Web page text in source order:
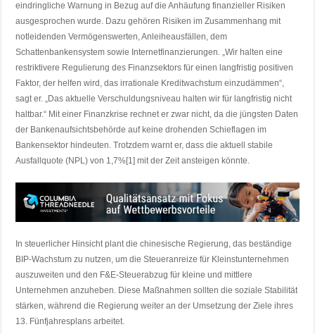
eindringliche Warnung in Bezug auf die Anhäufung finanzieller Risiken
ausgesprochen wurde. Dazu gehören Risiken im Zusammenhang mit
notleidenden Vermögenswerten, Anleiheausfällen, dem
Schattenbankensystem sowie Internetfinanzierungen. „Wir halten eine
restriktivere Regulierung des Finanzsektors für einen langfristig positiven
Faktor, der helfen wird, das irrationale Kreditwachstum einzudämmen“,
sagt er. „Das aktuelle Verschuldungsniveau halten wir für langfristig nicht
haltbar.“ Mit einer Finanzkrise rechnet er zwar nicht, da die jüngsten Daten
der Bankenaufsichtsbehörde auf keine drohenden Schieflagen im
Bankensektor hindeuten. Trotzdem warnt er, dass die aktuell stabile
Ausfallquote (NPL) von 1,7%[1] mit der Zeit ansteigen könnte.
In steuerlicher Hinsicht plant die chinesische Regierung, das beständige
BIP-Wachstum zu nutzen, um die Steueranreize für Kleinstunternehmen
auszuweiten und den F&E-Steuerabzug für kleine und mittlere
Unternehmen anzuheben. Diese Maßnahmen sollten die soziale Stabilität
stärken, während die Regierung weiter an der Umsetzung der Ziele ihres
13. Fünfjahresplans arbeitet.